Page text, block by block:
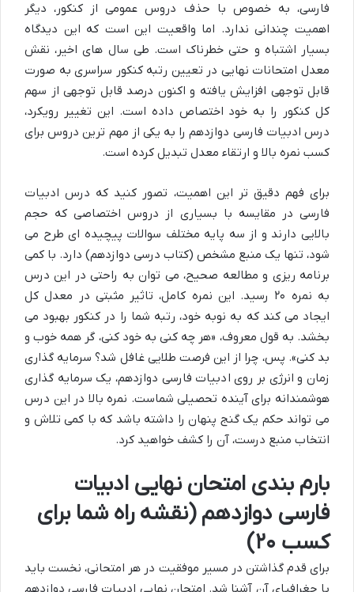
فارسی، به خصوص با حذف دروس عمومی از کنکور، دیگر
اهمیت چندانی ندارد. اما واقعیت این است که این دیدگاه
بسیار اشتباه و حتی خطرناک است. طی سال های اخیر، نقش
معدل امتحانات نهایی در تعیین رتبه کنکور سراسری به صورت
قابل توجهی افزایش یافته و اکنون درصد قابل توجهی از سهم
کل کنکور را به خود اختصاص داده است. این تغییر رویکرد،
درس ادبیات فارسی دوازدهم را به یکی از مهم ترین دروس برای
کسب نمره بالا و ارتقاء معدل تبدیل کرده است.
برای فهم دقیق تر این اهمیت، تصور کنید که درس ادبیات
فارسی در مقایسه با بسیاری از دروس اختصاصی که حجم
بالایی دارند و از سه پایه مختلف سوالات پیچیده ای طرح می
شود، تنها یک منبع مشخص (کتاب درسی دوازدهم) دارد. با کمی
برنامه ریزی و مطالعه صحیح، می توان به راحتی در این درس
به نمره ۲۰ رسید. این نمره کامل، تاثیر مثبتی در معدل کل
ایجاد می کند که به نوبه خود، رتبه شما را در کنکور بهبود می
بخشد. به قول معروف، «هر چه کنی به خود کنی، گر همه خوب و
بد کنی». پس، چرا از این فرصت طلایی غافل شد؟ سرمایه گذاری
زمان و انرژی بر روی ادبیات فارسی دوازدهم، یک سرمایه گذاری
هوشمندانه برای آینده تحصیلی شماست. نمره بالا در این درس
می تواند حکم یک گنج پنهان را داشته باشد که با کمی تلاش و
انتخاب منبع درست، آن را کشف خواهید کرد.
بارم بندی امتحان نهایی ادبیات
فارسی دوازدهم (نقشه راه شما برای
کسب ۲۰)
برای قدم گذاشتن در مسیر موفقیت در هر امتحانی، نخست باید